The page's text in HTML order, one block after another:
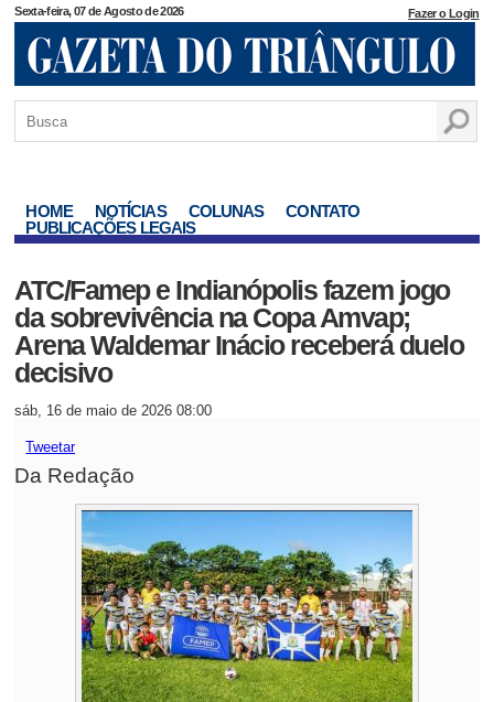
Sexta-feira, 07 de Agosto de 2026 Fazer o Login
HOME NOTÍCIAS COLUNAS
CONTATO
PUBLICAÇÕES LEGAIS
ATC/Famep e Indianópolis fazem jogo
da sobrevivência na Copa Amvap;
Arena Waldemar Inácio receberá duelo
decisivo
sáb, 16 de maio de 2026 08:00
Tweetar
Da Redação